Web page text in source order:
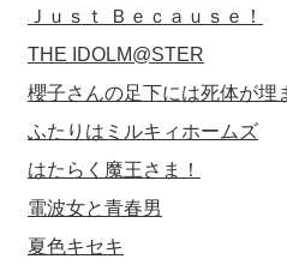
Ｊｕｓｔ Ｂｅｃａｕｓｅ！
THE IDOLM@STER
櫻子さんの足下には死体が埋
ふたりはミルキィホームズ
はたらく魔王さま！
電波女と青春男
夏色キセキ